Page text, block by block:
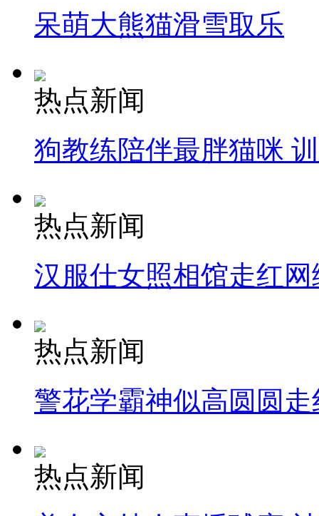
呆萌大熊猫滑雪取乐
热点新闻
狗教练陪伴最胖猫咪
热点新闻
汉服仕女照相馆走红网
热点新闻
警花学霸神似高圆圆走
热点新闻